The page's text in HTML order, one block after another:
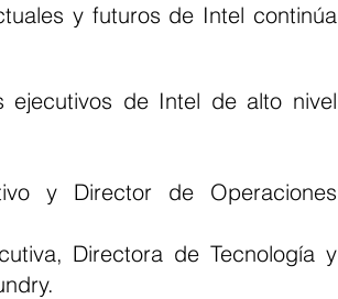
y futuros de Intel continúa
ejecutivos de Intel de alto nivel
y Director de Operaciones
Directora de Tecnología y